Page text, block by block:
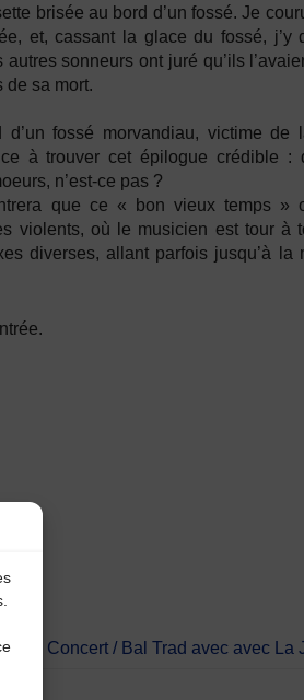
brisée au bord d’un fossé. Je
et, cassant la glace du fossé, j’y
sonneurs ont juré qu’ils
de sa mort.
fossé morvandiau, victime de
à trouver cet épilogue crédible :
n’est-ce pas ?
que ce « bon vieux temps »
violents, où le musicien est tour à
diverses, allant parfois jusqu’à la
Concert / Bal Trad avec avec La